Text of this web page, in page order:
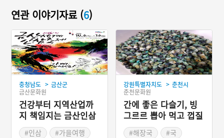
연관 이야기자료 (6)
충청남도 > 금산군
금산문화원
건강부터 지역산업까
지 책임지는 금산인삼
축제
#인삼
#가을여행
강원특별자치도 > 춘천시
춘천문화원
간에 좋은 다슬기, 빙
그르르 뽑아 먹고 껍질
도 고아 먹고
#해장국
#국